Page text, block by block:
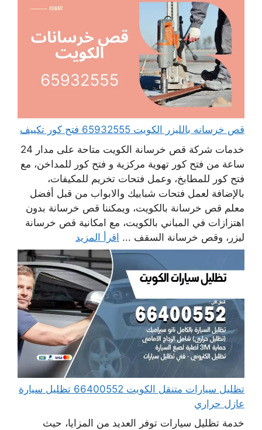
قص خرسانه بالليزر الكويت 65932555 فتح كور تكييف
خدمات شركة قص خرسانة الكويت متاحة على مدار 24
ساعة من فتح كور تهوية مركزية و فتح كور للمداخن، مع
فتح كور للمطابخ، وعمل فتحات تخريم للمكيفات،
بالإضافة لعمل فتحات شبابيك والابواب من قبل أفضل
معلم قص خرسانة بالكويت، ويمكننا قص خرسانة بدون
اهتزازات في المباني بالكويت، مع امكانية قص خرسانة
ليزر، وقص خرسانة السقف ... اقرأ المزيد
تظليل سيارات متنقل الكويت 66400552 تظليل سيارة
عازل حراري
خدمة تظليل سيارات توفر العديد من المزايا، حيث